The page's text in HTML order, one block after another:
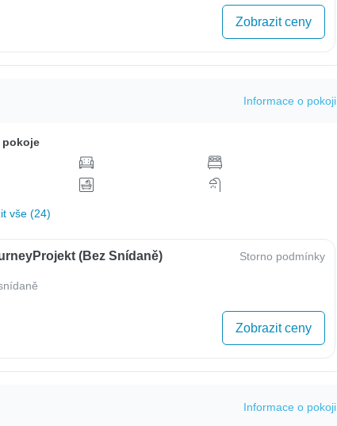
Zobrazit ceny
Informace o pokoji
pokoje
vše (24)
(bez Snídaně) Storno podmínky
Zobrazit ceny
Informace o pokoji